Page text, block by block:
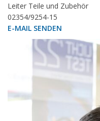
Leiter Teile und Zubehör
02354/9254-15
E-MAIL SENDEN